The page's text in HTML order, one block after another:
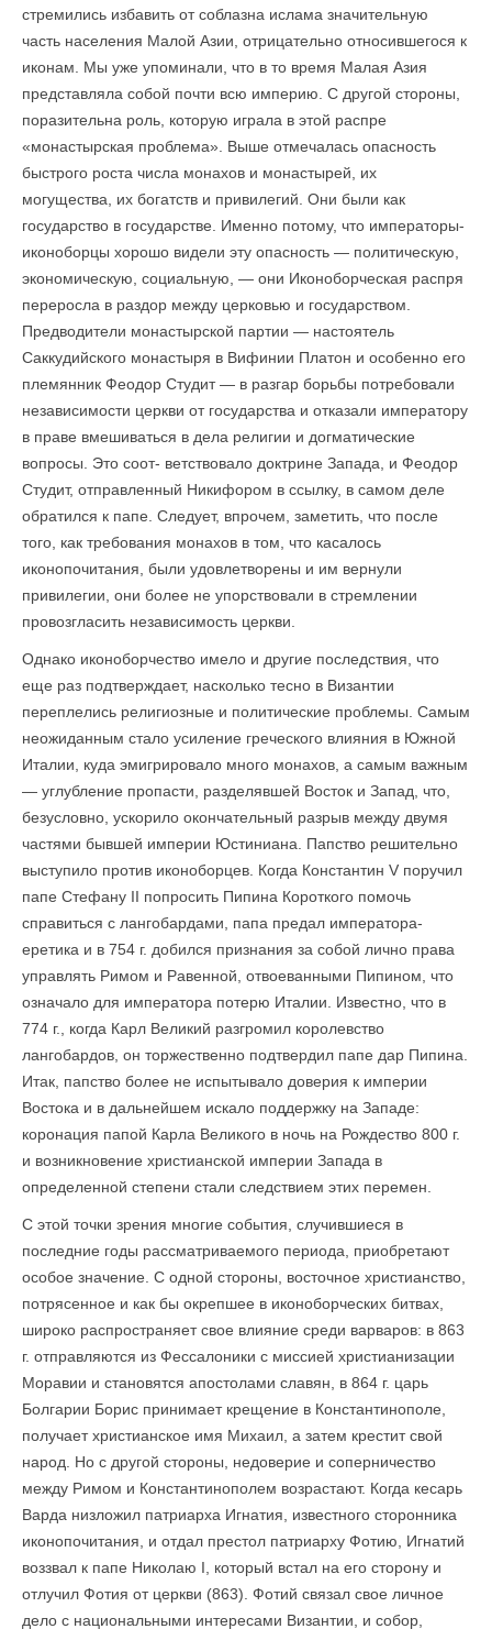
стремились избавить от соблазна ислама значительную
часть населения Малой Азии, отрицательно относившегося к
иконам. Мы уже упоминали, что в то время Малая Азия
представляла собой почти всю империю. С другой стороны,
поразительна роль, которую играла в этой распре
«монастырская проблема». Выше отмечалась опасность
быстрого роста числа монахов и монастырей, их
могущества, их богатств и привилегий. Они были как
государство в государстве. Именно потому, что императоры-
иконоборцы хорошо видели эту опасность — политическую,
экономическую, социальную, — они Иконоборческая распря
переросла в раздор между церковью и государством.
Предводители монастырской партии — настоятель
Саккудийского монастыря в Вифинии Платон и особенно его
племянник Феодор Студит — в разгар борьбы потребовали
независимости церкви от государства и отказали императору
в праве вмешиваться в дела религии и догматические
вопросы. Это соот- ветствовало доктрине Запада, и Феодор
Студит, отправленный Никифором в ссылку, в самом деле
обратился к папе. Следует, впрочем, заметить, что после
того, как требования монахов в том, что касалось
иконопочитания, были удовлетворены и им вернули
привилегии, они более не упорствовали в стремлении
провозгласить независимость церкви.
Однако иконоборчество имело и другие последствия, что
еще раз подтверждает, насколько тесно в Византии
переплелись религиозные и политические проблемы. Самым
неожиданным стало усиление греческого влияния в Южной
Италии, куда эмигрировало много монахов, а самым важным
— углубление пропасти, разделявшей Восток и Запад, что,
безусловно, ускорило окончательный разрыв между двумя
частями бывшей империи Юстиниана. Папство решительно
выступило против иконоборцев. Когда Константин V поручил
папе Стефану II попросить Пипина Короткого помочь
справиться с лангобардами, папа предал императора-
еретика и в 754 г. добился признания за собой лично права
управлять Римом и Равенной, отвоеванными Пипином, что
означало для императора потерю Италии. Известно, что в
774 г., когда Карл Великий разгромил королевство
лангобардов, он торжественно подтвердил папе дар Пипина.
Итак, папство более не испытывало доверия к империи
Востока и в дальнейшем искало поддержку на Западе:
коронация папой Карла Великого в ночь на Рождество 800 г.
и возникновение христианской империи Запада в
определенной степени стали следствием этих перемен.
С этой точки зрения многие события, случившиеся в
последние годы рассматриваемого периода, приобретают
особое значение. С одной стороны, восточное христианство,
потрясенное и как бы окрепшее в иконоборческих битвах,
широко распространяет свое влияние среди варваров: в 863
г. отправляются из Фессалоники с миссией христианизации
Моравии и становятся апостолами славян, в 864 г. царь
Болгарии Борис принимает крещение в Константинополе,
получает христианское имя Михаил, а затем крестит свой
народ. Но с другой стороны, недоверие и соперничество
между Римом и Константинополем возрастают. Когда кесарь
Варда низложил патриарха Игнатия, известного сторонника
иконопочитания, и отдал престол патриарху Фотию, Игнатий
воззвал к папе Николаю I, который встал на его сторону и
отлучил Фотия от церкви (863). Фотий связал свое личное
дело с национальными интересами Византии, и собор,